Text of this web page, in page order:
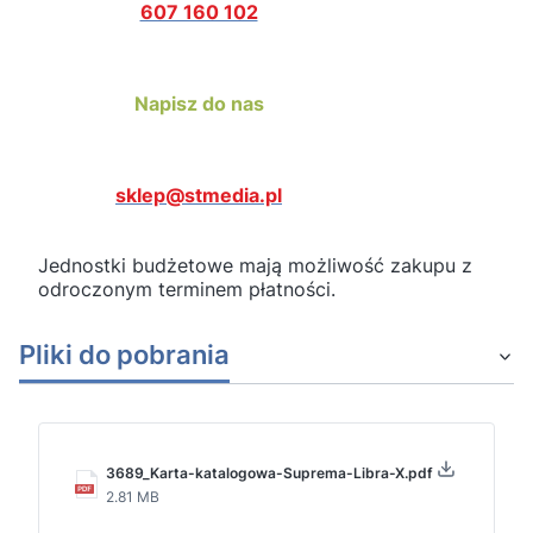
607 160 102
Napisz do nas
sklep@stmedia.pl
Jednostki budżetowe mają możliwość zakupu z
odroczonym terminem płatności.
Pliki do pobrania
3689_Karta-katalogowa-Suprema-Libra-X.pdf
2.81 MB